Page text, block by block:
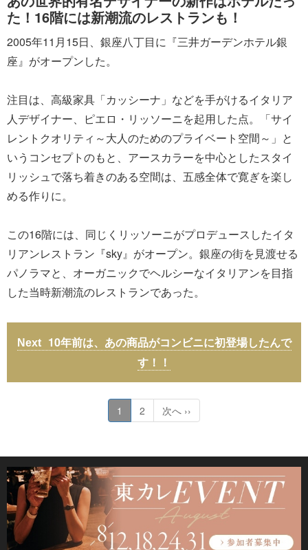
た！16階には新潮流のレストランも！
2005年11月15日、銀座八丁目に『三井ガーデンホテル銀
座』がオープンした。
注目は、高級家具「カッシーナ」などを手がけるイタリア
人デザイナー、ピエロ・リッソーニを起用した点。「サイ
レントクオリティ～大人のためのプライベート空間～」と
いうコンセプトのもと、アースカラーを中心としたスタイ
リッシュで落ち着きのある空間は、五感全体で寛ぎを楽し
める作りに。
この16階には、同じくリッソーニがプロデュースしたイタ
リアンレストラン『sky』がオープン。銀座の街を見渡せる
パノラマと、オーガニックでヘルシーなイタリアンを目指
した当時新潮流のレストランであった。
10年前は、あの商品がコンビニに初登場したんで
す！！
1 2 次へ ››